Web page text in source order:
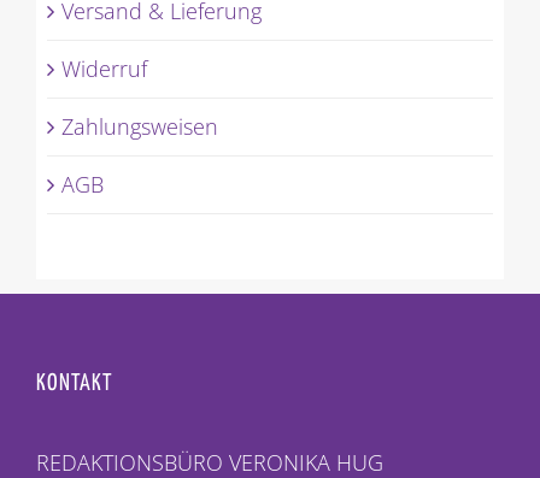
Versand & Lieferung
Widerruf
Zahlungsweisen
AGB
KONTAKT
REDAKTIONSBÜRO VERONIKA HUG